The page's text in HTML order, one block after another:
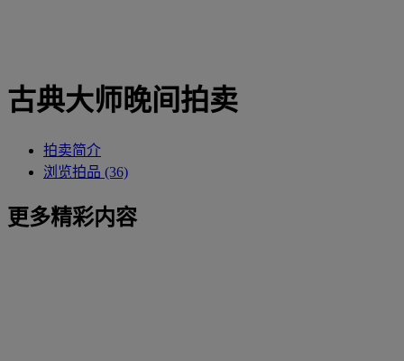
古典大师晚间拍卖
拍卖简介
浏览拍品 (36)
更多精彩内容